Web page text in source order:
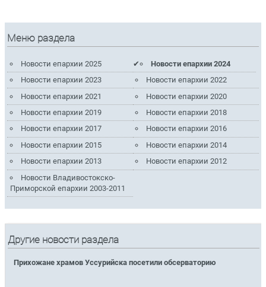
Меню раздела
Новости епархии 2025
Новости епархии 2024
Новости епархии 2023
Новости епархии 2022
Новости епархии 2021
Новости епархии 2020
Новости епархии 2019
Новости епархии 2018
Новости епархии 2017
Новости епархии 2016
Новости епархии 2015
Новости епархии 2014
Новости епархии 2013
Новости епархии 2012
Новости Владивостокско-
Приморской епархии 2003-2011
Другие новости раздела
Прихожане храмов Уссурийска посетили обсерваторию